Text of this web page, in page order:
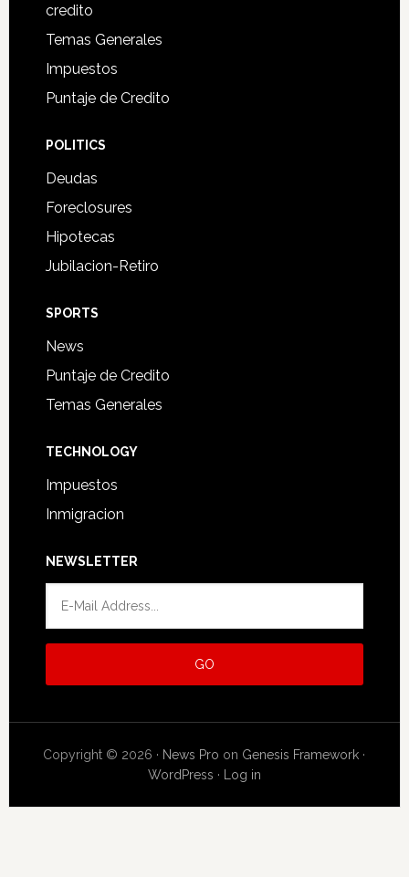
credito
Temas Generales
Impuestos
Puntaje de Credito
POLITICS
Deudas
Foreclosures
Hipotecas
Jubilacion-Retiro
SPORTS
News
Puntaje de Credito
Temas Generales
TECHNOLOGY
Impuestos
Inmigracion
NEWSLETTER
Copyright © 2026 · News Pro on Genesis Framework ·
WordPress · Log in